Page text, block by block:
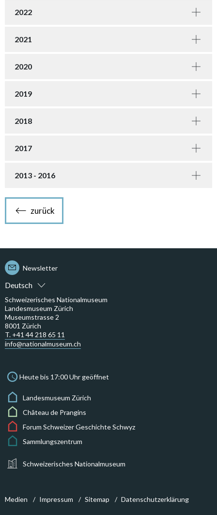
2022
2021
2020
2019
2018
2017
2013 - 2016
zurück
Deutsch
Newsletter
Schweizerisches Nationalmuseum
Landesmuseum Zürich
Museumstrasse 2
8001 Zürich
T. +41 44 218 65 11
info@nationalmuseum.ch
Heute bis 17:00 Uhr geöffnet
Landesmuseum Zürich
Château de Prangins
Forum Schweizer Geschichte Schwyz
Sammlungszentrum
Schweizerisches Nationalmuseum
Medien Impressum Sitemap Datenschutzerklärung